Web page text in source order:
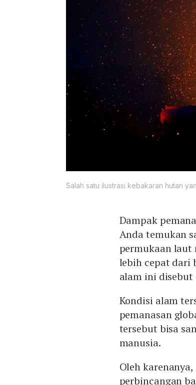
Salah satu ilustrasi kebakaran hutan
Dampak
Anda temukan
permukaan laut
lebih cepat dari
alam ini
Kondisi alam
pemanasan
tersebut bisa
manusia.
Oleh
perbincangan